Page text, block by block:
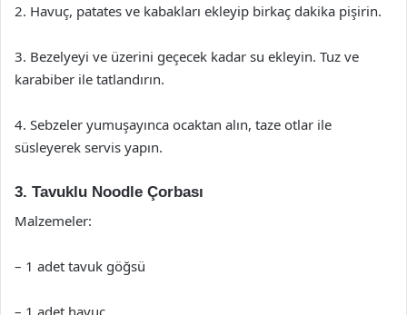
2. Havuç, patates ve kabakları ekleyip birkaç dakika pişirin.
3. Bezelyeyi ve üzerini geçecek kadar su ekleyin. Tuz ve
karabiber ile tatlandırın.
4. Sebzeler yumuşayınca ocaktan alın, taze otlar ile
süsleyerek servis yapın.
3. Tavuklu Noodle Çorbası
Malzemeler:
– 1 adet tavuk göğsü
– 1 adet havuç